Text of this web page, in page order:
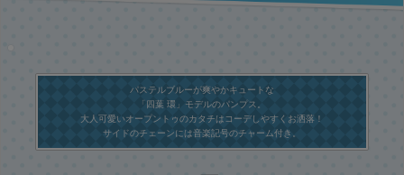
パステルブルーが爽やかキュートな
「四葉 環」モデルのパンプス。
大人可愛いオープントゥのカタチはコーデしやすくお洒落！
サイドのチェーンには音楽記号のチャーム付き。